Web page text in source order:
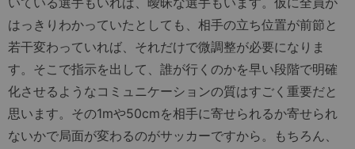
はっきりわかっていたとしても、相手の立ち位置が前節と
若干変わっていれば、それだけで微調整が必要になりま
す。そこで指示を出して、誰が行くのかを早い段階で明確
化させるようなコミュニケーションの質はすごく重要だと
思います。その1mや50cmを相手に寄せられるか寄せられ
ないかで局面が変わるのがサッカーですから。もちろん、